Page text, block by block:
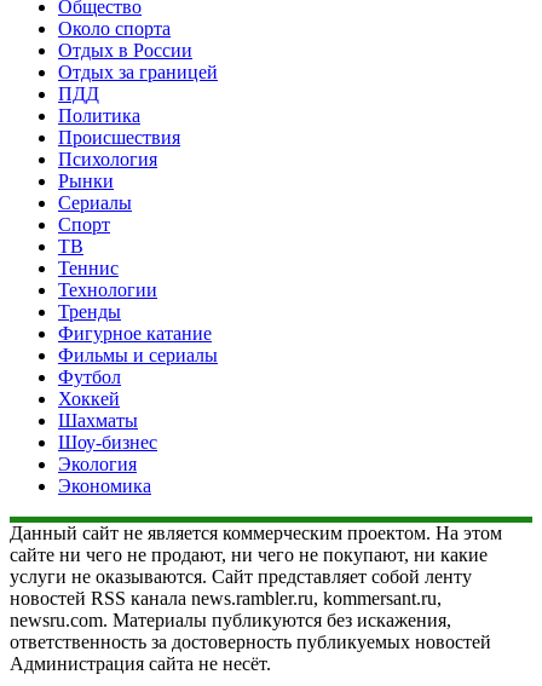
Общество
Около спорта
Отдых в России
Отдых за границей
ПДД
Политика
Происшествия
Психология
Рынки
Сериалы
Спорт
ТВ
Теннис
Технологии
Тренды
Фигурное катание
Фильмы и сериалы
Футбол
Хоккей
Шахматы
Шоу-бизнес
Экология
Экономика
Данный сайт не является коммерческим проектом. На этом
сайте ни чего не продают, ни чего не покупают, ни какие
услуги не оказываются. Сайт представляет собой ленту
новостей RSS канала news.rambler.ru, kommersant.ru,
newsru.com. Материалы публикуются без искажения,
ответственность за достоверность публикуемых новостей
Администрация сайта не несёт.